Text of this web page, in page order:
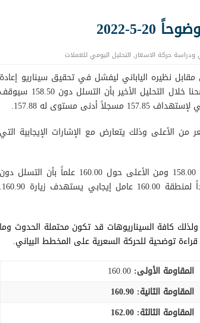
5-2022
ودراسة حركة الاسعار, التحليل اليومي للعملات
نظيره الياباني ليفشل في تحقيق سيناريو إعادة
إختبار المقاومة المنشور خلال التحليل السابق وكما وضحنا خلال التحليل الأخير بأن التسلل دون 158.50 سيوقف
مستوى له 157.88.
على السعر من الأعلى وذلك يتعارض مع الإشارات الإيجابية التي
نفضل مراقبة السلوك السعري للزوج من الأسفل حول 158.00 ومن الأعلى حول 160.00 علماً بأن التسلل دون
الدعم يفتح الطريق لزيارة 157.00 بينما التخطي صعوداً لمنطقة 160.00 عامل إيجابي يستهدف زيارة 160.90.
كافة السيناريوهات قد تكون محتملة الحدوث وما
توضحية للحركة السعرية على المخطط البياني.
المقاومة الأولى:
المقاومة الثانية: 160.90
المقاومة الثالثة: 162.00